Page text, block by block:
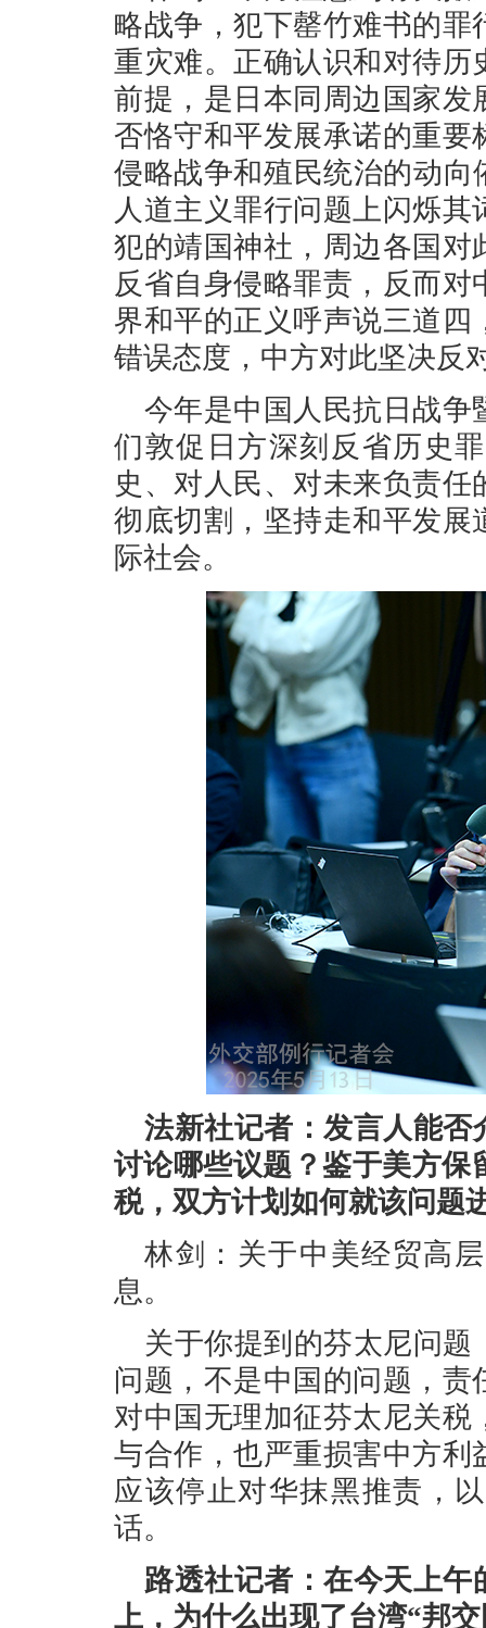
略战争，犯下罄竹难书的
重灾难。正确认识和对待
前提，是日本同周边国家
否恪守和平发展承诺的重
侵略战争和殖民统治的动向
人道主义罪行问题上闪烁
犯的靖国神社，周边各国
反省自身侵略罪责，反而
界和平的正义呼声说三道
错误态度，中方对此坚决反
今年是中国人民抗日战争
们敦促日方深刻反省历史
史、对人民、对未来负责
彻底切割，坚持走和平发
际社会。
法新社记者：发言人能否
讨论哪些议题？鉴于美方保
税，双方计划如何就该问题
林剑：关于中美经贸高
息。
关于你提到的芬太尼问
问题，不是中国的问题，
对中国无理加征芬太尼关
与合作，也严重损害中方
应该停止对华抹黑推责，
话。
路透社记者：在今天上
上，为什么出现了台湾“邦